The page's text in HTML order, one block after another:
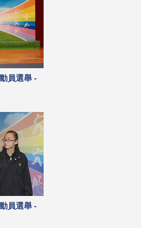
員選舉 -
員選舉 -